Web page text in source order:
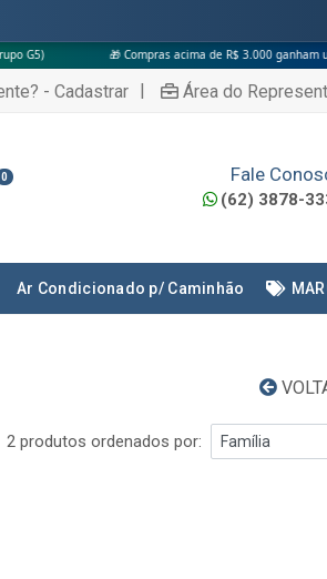
🎁 Compras acima de R$ 3.000 ganham uma camisa do
- Cadastrar | Área do
0 Fale
(62) 3878-
Ar Condicionado p/ Caminhão
2 produtos ordenados por: